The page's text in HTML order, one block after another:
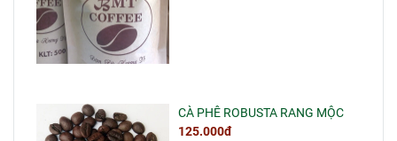
CÀ PHÊ ROBUSTA RANG MỘC
125.000đ